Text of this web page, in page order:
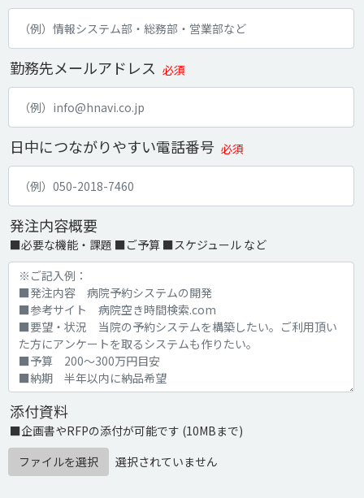
勤務先メールアドレス 必須
日中につながりやすい電話番号 必須
発注内容概要
■必要な機能・課題 ■ご予算 ■スケジュール など
添付資料
■企画書やRFPの添付が可能です (10MBまで)
ファイルを選択
選択されていません